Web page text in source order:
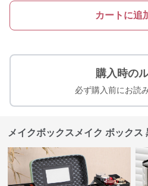
カートに追
購入時の
必ず購入前にお読
メイクボックスメイク ボックス